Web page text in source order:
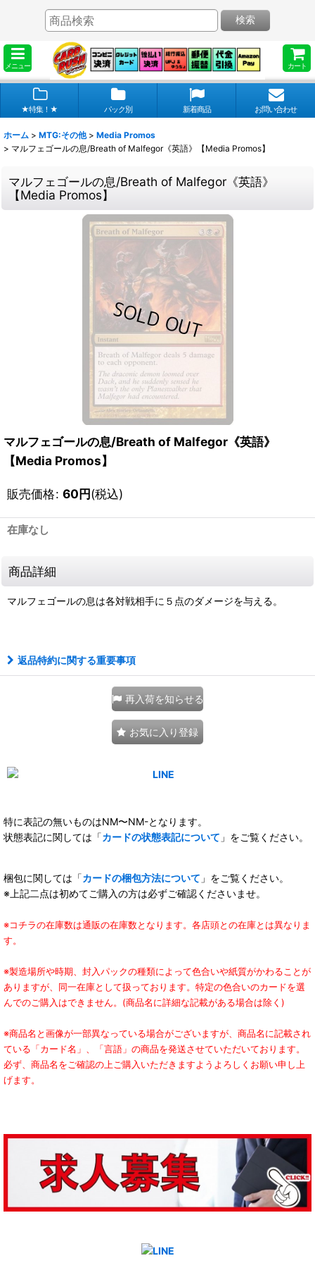
メニュー カート
検索
★特集！★ パック別 新着商品 お問い合わせ
ホーム > MTG:その他 > Media Promos
> マルフェゴールの息/Breath of Malfegor《英語》【Media Promos】
マルフェゴールの息/Breath of Malfegor《英語》
【Media Promos】
マルフェゴールの息/Breath of Malfegor《英語》
【Media Promos】
販売価格: 60円(税込)
在庫なし
商品詳細
マルフェゴールの息は各対戦相手に５点のダメージを与える。
返品特約に関する重要事項
再入荷を知らせる
お気に入り登録
特に表記の無いものはNM〜NM-となります。
状態表記に関しては「カードの状態表記について 」をご覧ください。
梱包に関しては「カードの梱包方法について 」をご覧ください。
※上記二点は初めてご購入の方は必ずご確認くださいませ。
※コチラの在庫数は通販の在庫数となります。各店頭との在庫とは異なりま
す。
※製造場所や時期、封入パックの種類によって色合いや紙質がかわることが
ありますが、同一在庫として扱っております。特定の色合いのカードを選
んでのご購入はできません。(商品名に詳細な記載がある場合は除く)
※商品名と画像が一部異なっている場合がございますが、商品名に記載され
ている「カード名」、「言語」の商品を発送させていただいております。
必ず、商品名をご確認の上ご購入いただきますようよろしくお願い申し上
げます。